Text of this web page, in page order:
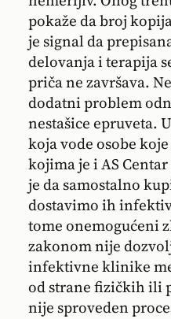
pokaže da broj
je signal da
delovanja i terapija
priča ne završava.
dodatni problem
nestašice epruveta.
koja vode osobe
kojima je i AS
je da samostalno
dostavimo ih
tome onemogućeni
zakonom nije
infektivne klinike
od strane fizičkih ili
nije sproveden